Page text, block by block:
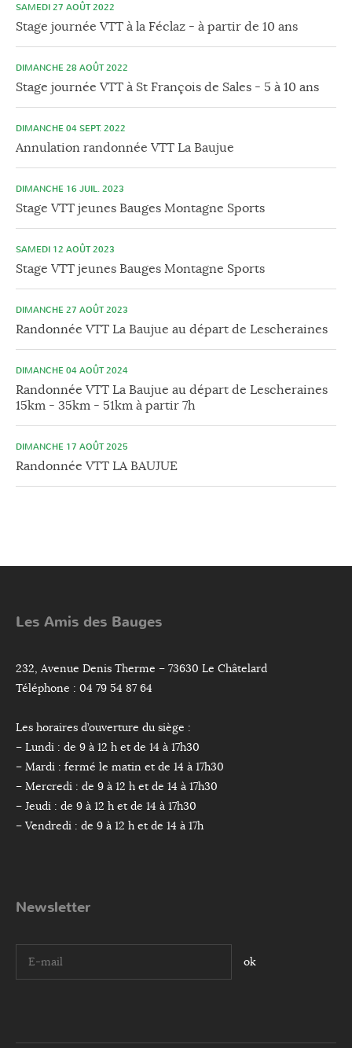
SAMEDI 27 AOÛT 2022
Stage journée VTT à la Féclaz - à partir de 10 ans
DIMANCHE 28 AOÛT 2022
Stage journée VTT à St François de Sales - 5 à 10 ans
DIMANCHE 04 SEPT. 2022
Annulation randonnée VTT La Baujue
DIMANCHE 16 JUIL. 2023
Stage VTT jeunes Bauges Montagne Sports
SAMEDI 12 AOÛT 2023
Stage VTT jeunes Bauges Montagne Sports
DIMANCHE 27 AOÛT 2023
Randonnée VTT La Baujue au départ de Lescheraines
DIMANCHE 04 AOÛT 2024
Randonnée VTT La Baujue au départ de Lescheraines
15km - 35km - 51km à partir 7h
DIMANCHE 17 AOÛT 2025
Randonnée VTT LA BAUJUE
Les Amis des Bauges
232, Avenue Denis Therme – 73630 Le Châtelard
Téléphone : 04 79 54 87 64
Les horaires d’ouverture du siège :
– Lundi : de 9 à 12 h et de 14 à 17h30
– Mardi : fermé le matin et de 14 à 17h30
– Mercredi : de 9 à 12 h et de 14 à 17h30
– Jeudi : de 9 à 12 h et de 14 à 17h30
– Vendredi : de 9 à 12 h et de 14 à 17h
Newsletter
I agree terms and conditions.*